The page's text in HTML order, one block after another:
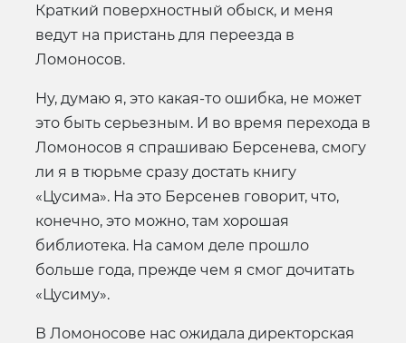
Краткий поверхностный обыск, и меня
ведут на пристань для переезда в
Ломоносов.
Ну, думаю я, это какая-то ошибка, не может
это быть серьезным. И во время перехода в
Ломоносов я спрашиваю Берсенева, смогу
ли я в тюрьме сразу достать книгу
«Цусима». На это Берсенев говорит, что,
конечно, это можно, там хорошая
библиотека. На самом деле прошло
больше года, прежде чем я смог дочитать
«Цусиму».
В Ломоносове нас ожидала директорская